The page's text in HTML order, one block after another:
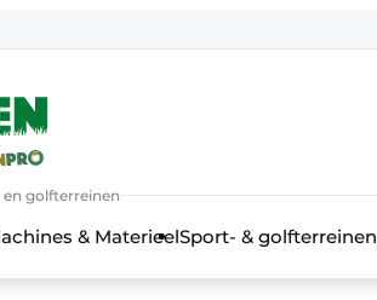
golfterreinen
& MaterieelSport- & golfterreinen